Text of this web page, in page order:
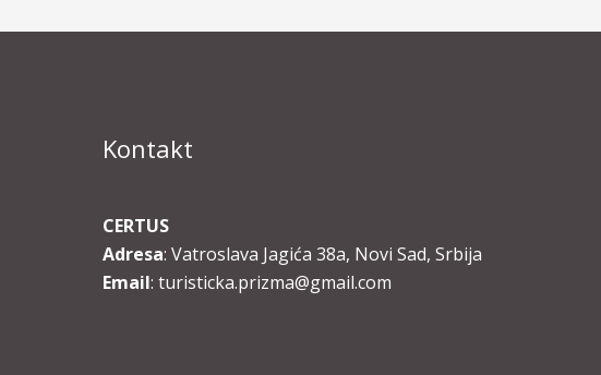
Kontakt
CERTUS
Adresa: Vatroslava Jagića 38a, Novi Sad, Srbija
Email: turisticka.prizma@gmail.com